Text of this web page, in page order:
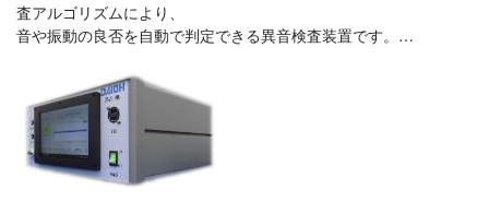
査アルゴリズムにより、
音や振動の良否を自動で判定できる異音検査装置です。
最大4チャンネルで音・振動を測定して良否を判定することで異常
音・異常振動の
発生源の特定が可能です。
また、音と振動の同時測定や、3軸方向の振動測定が可能です。